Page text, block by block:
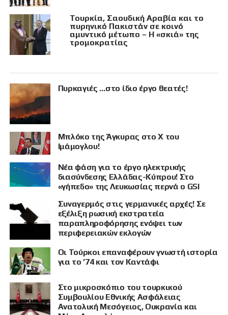
Τουρκία, Σαουδική Αραβία και το
πυρηνικό Πακιστάν σε κοινό
αμυντικό μέτωπο – Η «σκιά» της
τρομοκρατίας
Πυρκαγιές …στο ίδιο έργο θεατές!
Μπλόκο της Άγκυρας στο X του
Ιμάμογλου!
Νέα φάση για το έργο ηλεκτρικής
διασύνδεσης Ελλάδας-Κύπρου! Στο
«γήπεδο» της Λευκωσίας περνά ο GSI
Συναγερμός στις γερμανικές αρχές! Σε
εξέλιξη ρωσική εκστρατεία
παραπληροφόρησης ενόψει των
περιφερειακών εκλογών
Οι Τούρκοι επαναφέρουν γνωστή ιστορία
για το ’74 και τον Καντάφι
Στο μικροσκόπιο του τουρκικού
Συμβουλίου Εθνικής Ασφάλειας
Ανατολική Μεσόγειος, Ουκρανία και